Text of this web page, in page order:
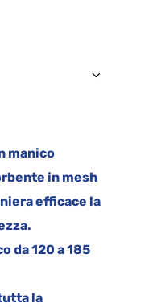
manico
in mesh
efficace la
da 120 a 185
la